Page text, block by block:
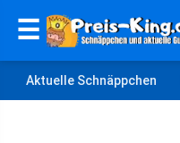
☰
Aktuelle Schnäppchen